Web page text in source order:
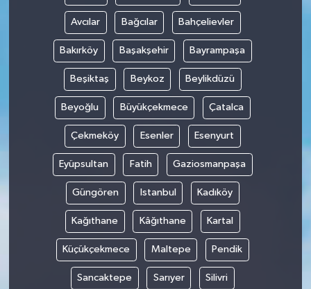
Avcılar Bağcılar Bahçelievler
Bakırköy Başakşehir Bayrampaşa
Beşiktaş Beykoz Beylikdüzü
Beyoğlu Büyükçekmece Çatalca
Çekmeköy Esenler Esenyurt
Eyüpsultan Fatih Gaziosmanpaşa
Güngören Istanbul Kadıköy
Kağıthane Kâğıthane Kartal
Küçükçekmece Maltepe Pendik
Sancaktepe Sarıyer Silivri